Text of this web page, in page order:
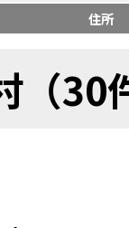
住所
（30